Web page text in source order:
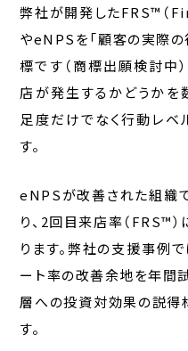
弊社が開発したFRS™（
やeNPSを「顧客の実際
標です（商標出願検討中
店が発生するかどうかを
足度だけでなく行動レベ
す。
eNPSが改善された組織
り、2回目来店率（FRS™
ります。弊社の支援事例
ート率の改善余地を年間
層への投資対効果の説得
す。